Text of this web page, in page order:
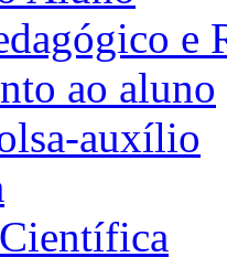
e
ao aluno
auxílio